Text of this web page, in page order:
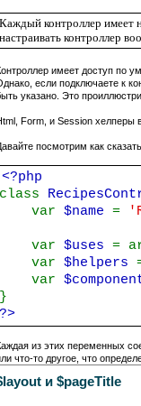
имеет доступ по
если подключаете к
указано. Это
Form, и Session хелперы
посмотрим как
<?php
class
var $name =
var $uses =
var $helpers
var
}
?>
из этих переменных
что-то другое, что
и $pageTitle